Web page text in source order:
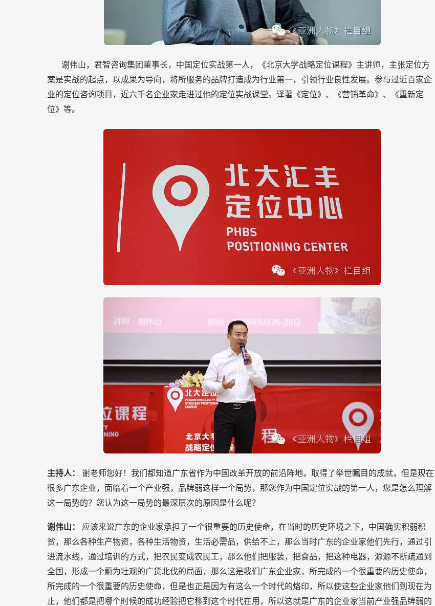
谢伟山，君智咨询集团董事长，中国定位实战第一人，《北京大学战略定位课程》主讲师，主张定位方
案是实战的起点，以成果为导向，将所服务的品牌打造成为行业第一，引领行业良性发展。参与过近百家企
业的定位咨询项目，近六千名企业家走进过他的定位实战课堂。译著《定位》、《营销革命》、《重新定
位》等。
主持人： 谢老师您好！我们都知道广东省作为中国改革开放的前沿阵地，取得了举世瞩目的成就，但是现在
很多广东企业，面临着一个产业强，品牌弱这样一个局势，那您作为中国定位实战的第一人，您是怎么理解
这一局势的？您认为这一局势的最深层次的原因是什么呢？
谢伟山： 应该来说广东的企业家承担了一个很重要的历史使命，在当时的历史环境之下，中国确实积弱积
贫，那么各种生产物资，各种生活物资，生活必需品，供给不上，那么当时广东的企业家他们先行，通过引
进流水线，通过培训的方式，把农民变成农民工，那么他们把服装，把食品，把这种电器，源源不断疏通到
全国，形成一个蔚为壮观的广货北伐的局面，那么这是我们广东企业家，所完成的一个很重要的历史使命，
所完成的一个很重要的历史使命，但是也正是因为有这么一个时代的烙印，所以使这些企业家他们到现在为
止，他们都是把哪个时候的成功经验把它移到这个时代在用，所以这就是广东的企业家当前产业强品牌弱的